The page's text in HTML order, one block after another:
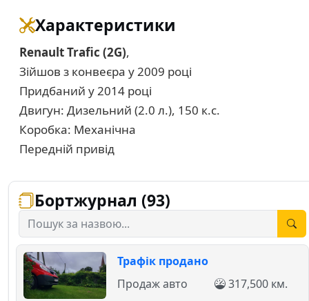
Характеристики
Renault Trafic (2G),
Зійшов з конвеєра у 2009 році
Придбаний у 2014 році
Двигун: Дизельний (2.0 л.), 150 к.с.
Коробка: Механічна
Передній привід
Бортжурнал (93)
Трафік продано
Продаж авто
317,500 км.